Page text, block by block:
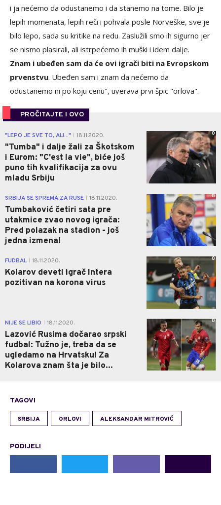
i ja nećemo da odustanemo i da stanemo na tome. Bilo je
lepih momenata, lepih reči i pohvala posle Norveške, sve je
bilo lepo, sada su kritike na redu. Zaslužili smo ih sigurno jer
se nismo plasirali, ali istrpećemo ih muški i idem dalje.
Znam i ubeđen sam da će ovi igrači biti na Evropskom
prvenstvu. Ubeđen sam i znam da nećemo da
odustanemo ni po koju cenu", uverava prvi špic "orlova".
PROČITAJTE I OVO
"LEPO JE SVE TO, ALI..." 18.11.2020.
"Tumba" i dalje žali za Škotskom
i Eurom: "C'est la vie", biće još
puno tih kvalifikacija za ovu
mladu Srbiju
0
SRBIJA SE SPREMA ZA RUSE 18.11.2020.
Tumbaković četiri sata pre
utakmice zvao novog igrača:
Pred polazak na stadion - još
jedna izmena!
0
FUDBAL 18.11.2020.
Kolarov deveti igrač Intera
pozitivan na korona virus
0
NIJE SE LIBIO 18.11.2020.
Lazović Rusima dočarao srpski
fudbal: Tužno je, treba da se
ugledamo na Hrvatsku! Za
Kolarova znam šta je bilo...
0
TAGOVI
SRBIJA ORLOVI ALEKSANDAR MITROVIĆ
PODIJELI